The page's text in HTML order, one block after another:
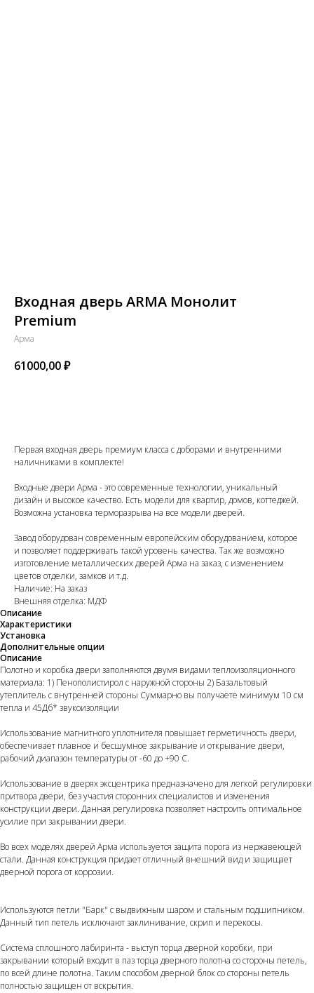
Входная дверь ARMA Монолит
Premium
Арма
61000,00₽
Первая входная дверь премиум класса с доборами и внутренними
наличниками в комплекте!
Входные двери Арма - это современные технологии, уникальный
дизайн и высокое качество. Есть модели для квартир, домов, коттеджей.
Возможна установка терморазрыва на все модели дверей.
Завод оборудован современным европейским оборудованием, которое
и позволяет поддерживать такой уровень качества. Так же возможно
изготовление металлических дверей Арма на заказ, с изменением
цветов отделки, замков и т.д.
Наличие: На заказ
Внешняя отделка: МДФ
Описание
Характеристики
Установка
Дополнительные опции
Описание
Полотно и коробка двери заполняются двумя видами теплоизоляционного
материала: 1) Пенополистирол с наружной стороны 2) Базальтовый
утеплитель с внутренней стороны Суммарно вы получаете минимум 10 см
тепла и 45Дб* звукоизоляции
Использование магнитного уплотнителя повышает герметичность двери,
обеспечивает плавное и бесшумное закрывание и открывание двери,
рабочий диапазон температуры от -60 до +90 С.
Использование в дверях эксцентрика предназначено для легкой регулировки
притвора двери, без участия сторонних специалистов и изменения
конструкции двери. Данная регулировка позволяет настроить оптимальное
усилие при закрывании двери.
Во всех моделях дверей Арма используется защита порога из нержавеющей
стали. Данная конструкция придает отличный внешний вид и защищает
дверной порога от коррозии.
Используются петли "Барк" с выдвижным шаром и стальным подшипником.
Данный тип петель исключают заклинивание, скрип и перекосы.
Система сплошного лабиринта - выступ торца дверной коробки, при
закрывании который входит в паз торца дверного полотна со стороны петель,
по всей длине полотна. Таким способом дверной блок со стороны петель
полностью защищен от вскрытия.